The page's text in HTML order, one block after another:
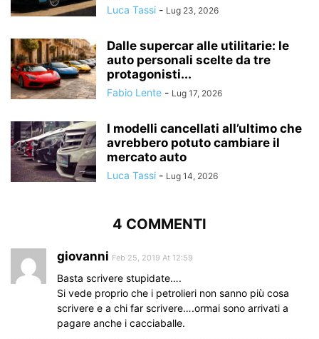
Luca Tassi - Lug 23, 2026
Dalle supercar alle utilitarie: le
auto personali scelte da tre
protagonisti...
Fabio Lente - Lug 17, 2026
I modelli cancellati all’ultimo che
avrebbero potuto cambiare il
mercato auto
Luca Tassi - Lug 14, 2026
4 COMMENTI
giovanni Feb 25, 2019 At 12:59
Basta scrivere stupidate….
Si vede proprio che i petrolieri non sanno più cosa
scrivere e a chi far scrivere….ormai sono arrivati a
pagare anche i cacciaballe.